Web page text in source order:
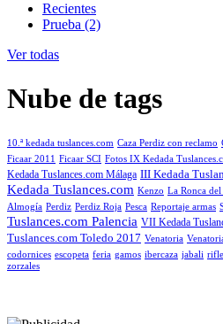
Recientes
Prueba (2)
Ver todas
Nube de tags
10.ª kedada tuslances.com Caza Perdiz con reclamo
Ficaar 2011 Ficaar SCI Fotos IX Kedada
Kedada Tuslances.com Málaga III Kedada
Kedada Tuslances.com Kenzo La Ronca del
Almogía Perdiz Perdiz Roja Pesca Reportaje armas
Tuslances.com Palencia VII Kedada
Tuslances.com Toledo 2017 Venatoria
codornices escopeta feria gamos ibercaza jabali rifle
zorzales